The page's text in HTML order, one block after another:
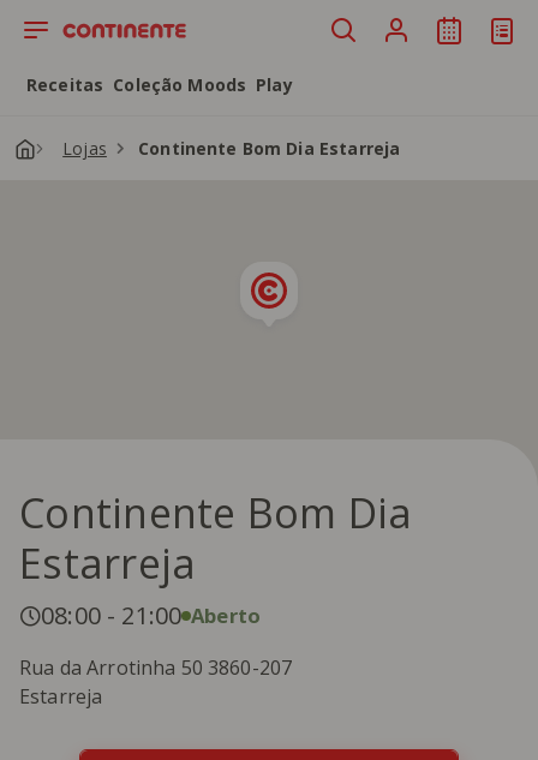
Saltar para o conteúdo principal
Receitas Coleção Moods Play
Lojas Continente Bom Dia Estarreja
Continente Bom Dia
Estarreja
08:00 - 21:00 Aberto
Rua da Arrotinha 50 3860-207
Estarreja